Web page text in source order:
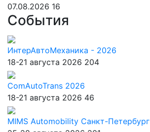
07.08.2026 16
События
ИнтерАвтоМеханика - 2026
18-21 августа 2026 204
ComAutoTrans 2026
18-21 августа 2026 46
MIMS Automobility Санкт-Петербург